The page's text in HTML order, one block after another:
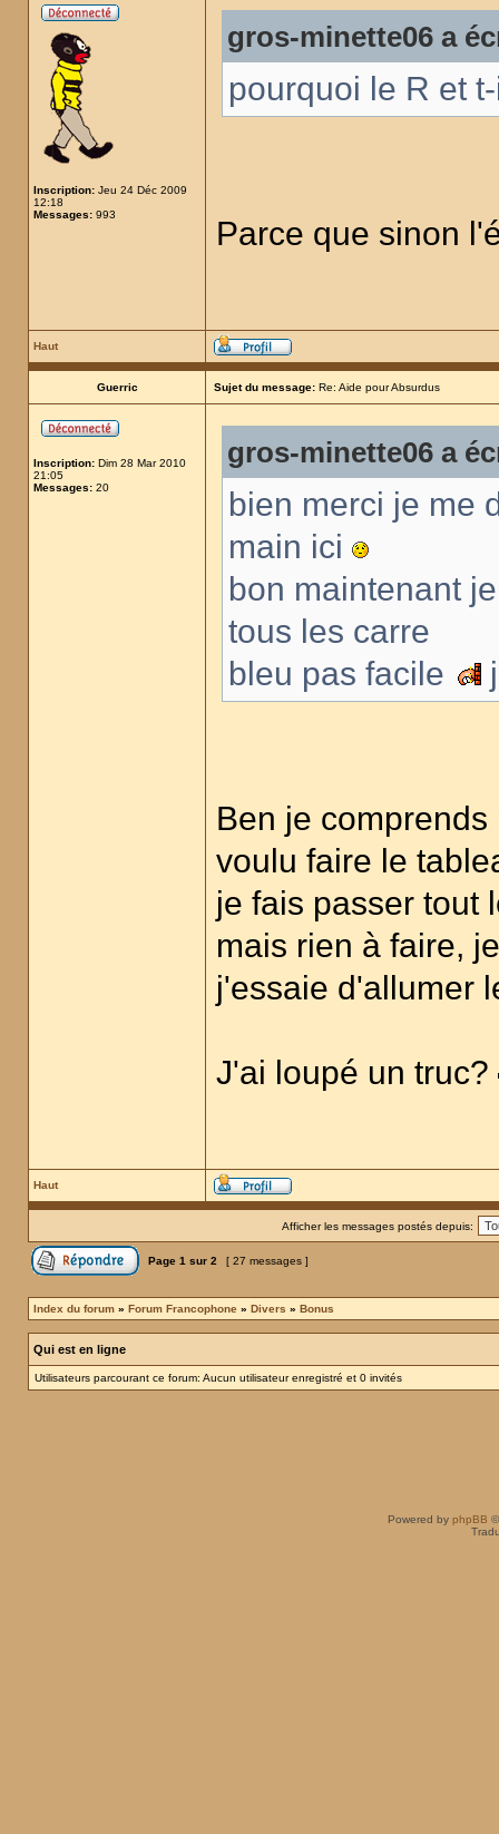
Inscription: Jeu 24 Déc 2009
12:18
Messages: 993
gros-minette06 a
pourquoi le R et
Parce que sinon
Haut
Guerric Sujet du message: Re: Aide pour Absurdus
Inscription: Dim 28 Mar 2010
21:05
Messages: 20
gros-minette06 a
bien merci je me
main ici
bon maintenant
tous les carre
bleu pas facile
Ben je
voulu faire le
je fais passer tout
mais rien à faire,
j'essaie d'allumer
J'ai loupé un truc?
Haut
Afficher les messages postés depuis:
Page 1 sur 2 [ 27 messages ]
Index du forum » Forum Francophone » Divers » Bonus
Qui est en ligne
Utilisateurs parcourant ce forum: Aucun utilisateur enregistré et 0 invités
Powered by phpBB